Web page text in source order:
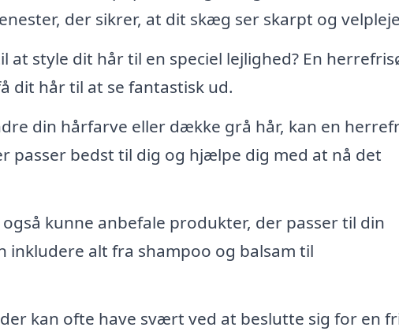
der sikrer, at dit skæg ser skarpt og
style dit hår til en speciel lejlighed? En
dit hår til at se fantastisk ud.
din hårfarve eller dække grå hår, kan en
passer bedst til dig og hjælpe dig med at nå det
kunne anbefale produkter, der passer til din
inkludere alt fra shampoo og balsam til
kan ofte have svært ved at beslutte sig for en